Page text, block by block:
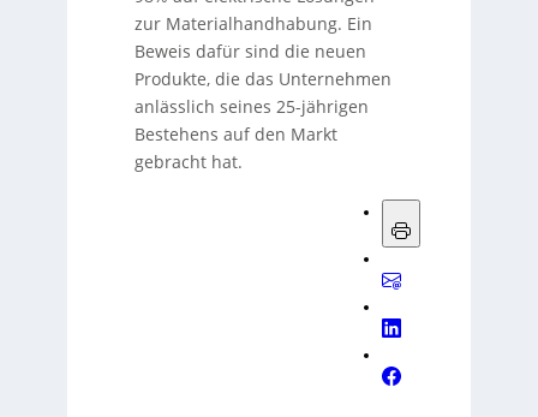
zur Materialhandhabung. Ein
Beweis dafür sind die neuen
Produkte, die das Unternehmen
anlässlich seines 25-jährigen
Bestehens auf den Markt
gebracht hat.